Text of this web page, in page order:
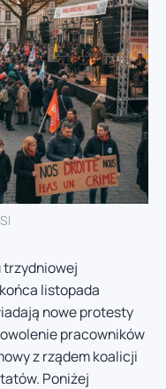
trzydniowej
listopada
nowe protesty
pracowników
z rządem koalicji
Poniżej